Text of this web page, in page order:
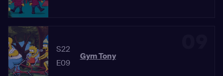
S22
E09
Gym Tony